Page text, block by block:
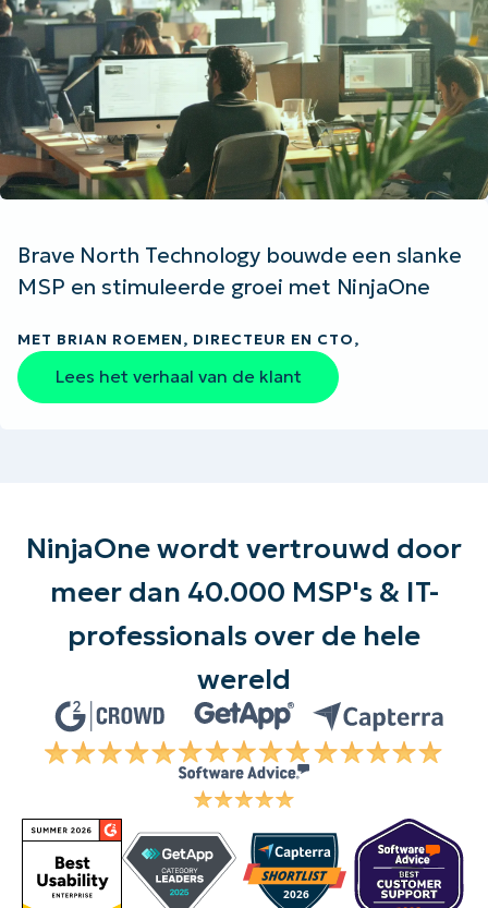
Brave North Technology bouwde een slanke
MSP en stimuleerde groei met NinjaOne
MET BRIAN ROEMEN, DIRECTEUR EN CTO,
Lees het verhaal van de klant
NinjaOne wordt vertrouwd door
meer dan 40.000 MSP's & IT-
professionals over de hele
wereld